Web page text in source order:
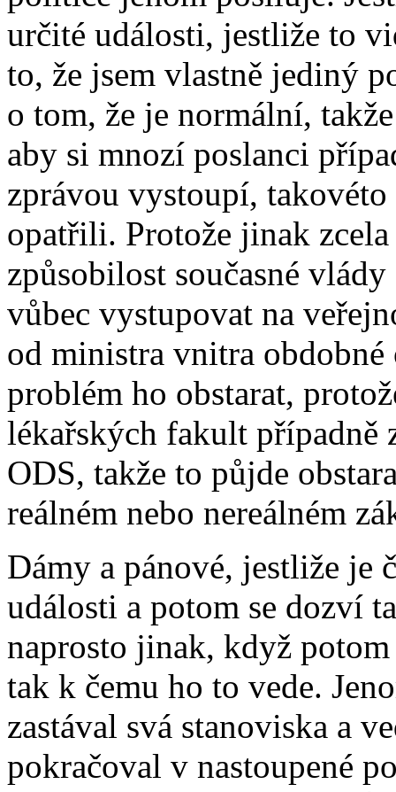
určité události, jestliže to
to, že jsem vlastně jediný
o tom, že je normální,
aby si mnozí poslanci
zprávou vystoupí,
opatřili. Protože jinak
způsobilost současné
vůbec vystupovat na
od ministra vnitra
problém ho obstarat,
lékařských fakult
ODS, takže to půjde
reálném nebo nereálném
Dámy a pánové, jestliže je
události a potom se dozví
naprosto jinak, když
tak k čemu ho to vede.
zastával svá stanoviska a
pokračoval v nastoupené